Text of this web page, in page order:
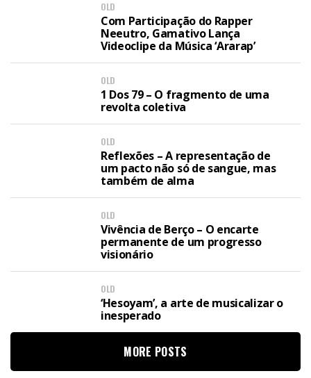
OLD
Com Participação do Rapper
Neeutro, Gamativo Lança
Videoclipe da Música ‘Ararap’
OLD
1 Dos 79 – O fragmento de uma
revolta coletiva
OLD
Reflexões – A representação de
um pacto não só de sangue, mas
também de alma
OLD
Vivência de Berço – O encarte
permanente de um progresso
visionário
OLD
‘Hesoyam’, a arte de musicalizar o
inesperado
MORE POSTS